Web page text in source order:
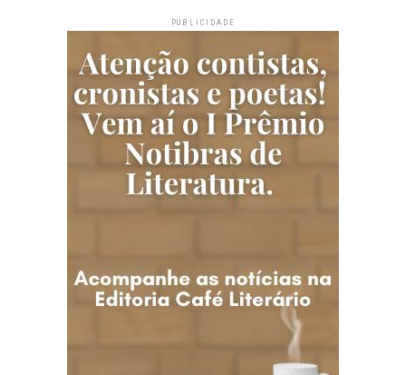
PUBLICIDADE